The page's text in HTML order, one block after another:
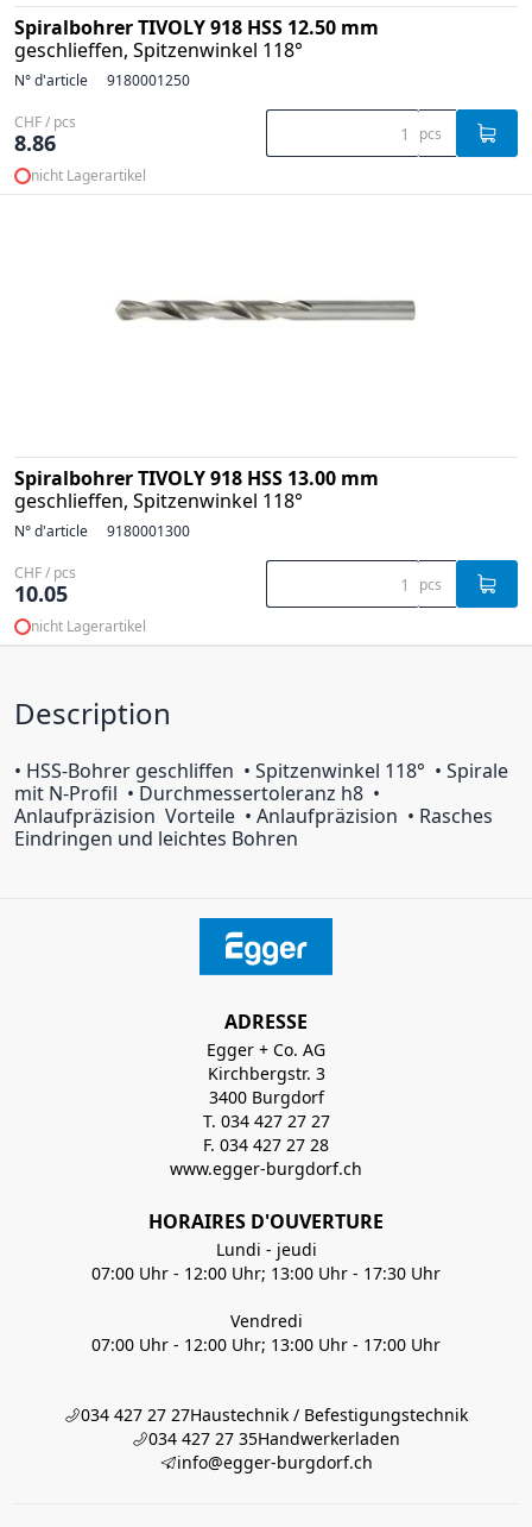
Spiralbohrer TIVOLY 918 HSS 12.50 mm
geschlieffen, Spitzenwinkel 118°
N° d'article 9180001250
CHF / pcs
8.86 pcs
nicht Lagerartikel
Spiralbohrer TIVOLY 918 HSS 13.00 mm
geschlieffen, Spitzenwinkel 118°
N° d'article 9180001300
CHF / pcs
10.05 pcs
nicht Lagerartikel
Description
• HSS-Bohrer geschliffen • Spitzenwinkel 118° • Spirale
mit N-Profil • Durchmessertoleranz h8 •
Anlaufpräzision Vorteile • Anlaufpräzision • Rasches
Eindringen und leichtes Bohren
ADRESSE
Egger + Co. AG
Kirchbergstr. 3
3400 Burgdorf
T. 034 427 27 27
F. 034 427 27 28
www.egger-burgdorf.ch
HORAIRES D'OUVERTURE
Lundi - jeudi
07:00 Uhr - 12:00 Uhr; 13:00 Uhr - 17:30 Uhr
Vendredi
07:00 Uhr - 12:00 Uhr; 13:00 Uhr - 17:00 Uhr
034 427 27 27Haustechnik / Befestigungstechnik
034 427 27 35Handwerkerladen
info@egger-burgdorf.ch